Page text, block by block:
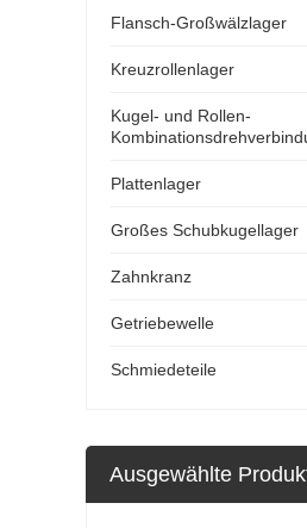
Flansch-Großwälzlager
Kreuzrollenlager
Kugel- und Rollen-
Plattenlager
Großes Schubkugellager
Zahnkranz
Getriebewelle
Schmiedeteile
Ausgewählte